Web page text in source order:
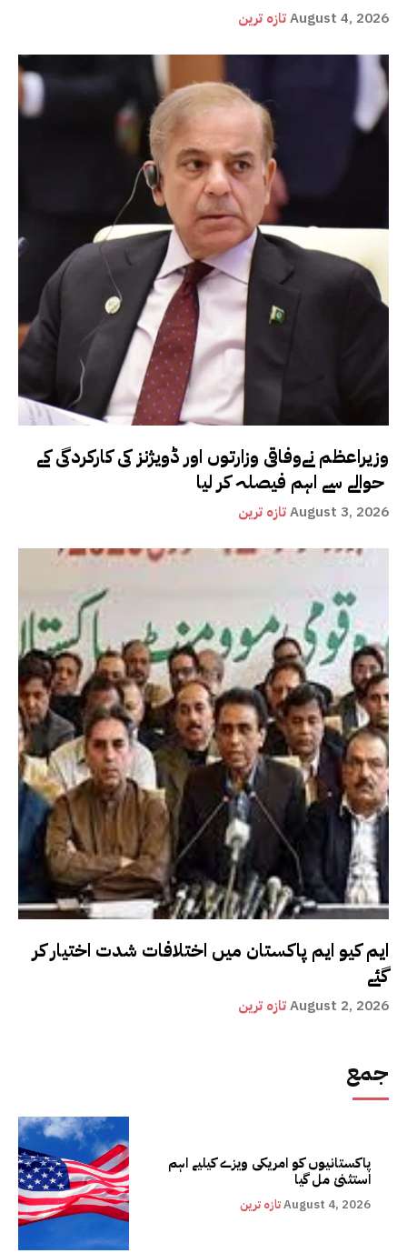
تازہ ترینAugust 4, 2026
وزیراعظم نےوفاقی وزارتوں اور ڈویژنز کی کارکردگی کے
تازہ ترینAugust 3, 2026
ایم کیو ایم پاکستان میں اختلافات شدت اختیار کر
گئے
تازہ ترینAugust 2, 2026
جمع
پاکستانیوں کو امریکی ویزے کیلیے اہم
استثنیٰ مل گیا
تازہ ترینAugust 4, 2026